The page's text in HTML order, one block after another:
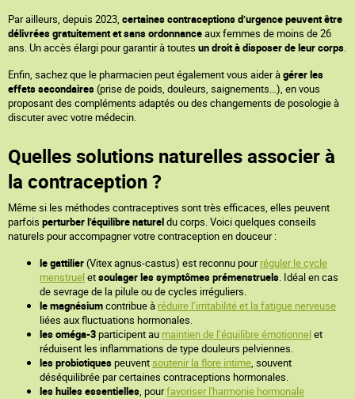
Par ailleurs, depuis 2023, certaines contraceptions d’urgence peuvent être
délivrées gratuitement et sans ordonnanceaux femmes de moins de 26
ans. Un accès élargi pour garantir à toutes un droit à disposer de leur corps.
Enfin, sachez que le pharmacien peut également vous aider àgérer les
effets secondaires(prise de poids, douleurs, saignements…), en vous
proposant des compléments adaptés ou des changements de posologie à
discuter avec votre médecin.
Quelles solutions naturelles associer à
la contraception ?
Même si les méthodes contraceptives sont très efficaces, elles peuvent
parfois perturber l’équilibre natureldu corps. Voici quelques conseils
naturels pour accompagner votre contraception en douceur :
le gattilier(Vitex agnus-castus) est reconnu pourréguler le cycle
menstrueletsoulager les symptômes prémenstruels. Idéal en cas
de sevrage de la pilule ou de cycles irréguliers.
le magnésiumcontribue à réduire l’irritabilité et la fatigue nerveuse
liées aux fluctuations hormonales.
les oméga-3participent au maintien de l’équilibre émotionnelet
réduisent les inflammations de type douleurs pelviennes.
les probiotiquespeuventsoutenir la flore intime, souvent
déséquilibrée par certaines contraceptions hormonales.
les huiles essentielles, pourfavoriser l'harmonie hormonale